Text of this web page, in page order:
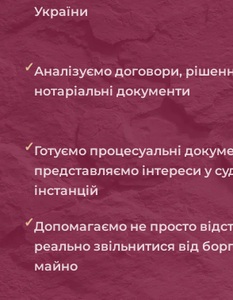
України
✓Аналізуємо договори,
нотаріальні документи
✓Готуємо процесуальні
представляємо інтереси у
інстанцій
✓Допомагаємо не просто
реально звільнитися від
майно